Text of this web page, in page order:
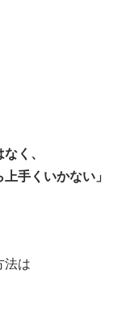
く、
手くいかない」
法は